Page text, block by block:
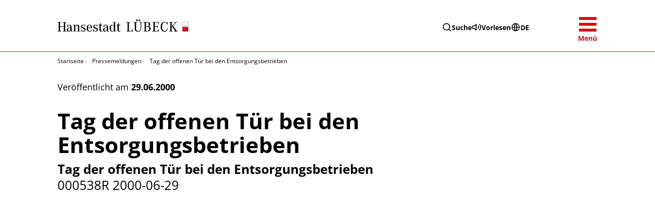
Suche Vorlesen
DE
Menü
Startseite Pressemeldungen Tag der offenen Tür bei den Entsorgungsbetrieben
Veröffentlicht am 29.06.2000
Tag der offenen Tür bei den
Entsorgungsbetrieben
Tag der offenen Tür bei den Entsorgungsbetrieben
000538R 2000-06-29